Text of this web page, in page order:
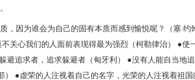
，因为谁会为自己的固有本质而感到愉悦呢？（塞·
关心我们的人面前表现得最为强烈（柯勒律治） ●
避追求者，追求躲避者（匈牙利） ●没有人能自当地
） ●虚荣的人注视着自己的名字，光荣的人注视着祖